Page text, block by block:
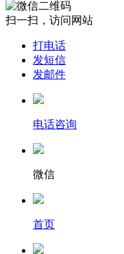
扫一扫，访问网站
打电话
发短信
发邮件
电话咨询
微信
首页